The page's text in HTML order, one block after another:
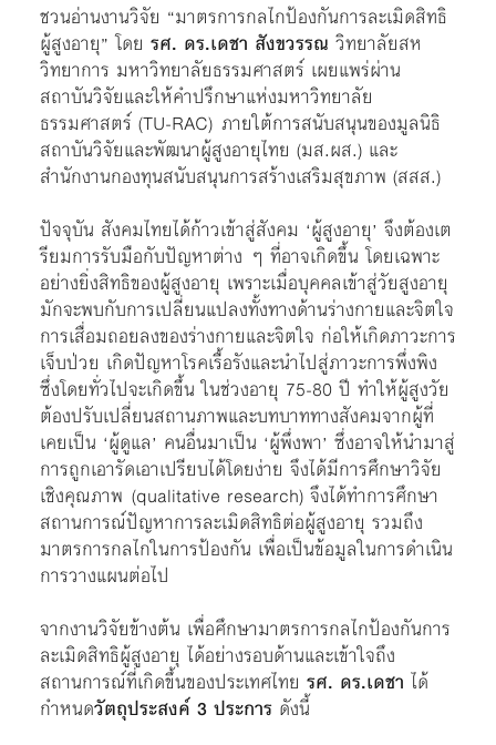
ชวนอ่านงานวิจัย “มาตรการกลไกป้องกันการละเมิดสิทธิ
ผู้สูงอายุ” โดย รศ. ดร.เดชา สังขวรรณ วิทยาลัยสห
วิทยาการ มหาวิทยาลัยธรรมศาสตร์ เผยแพร่ผ่าน
สถาบันวิจัยและให้คำปรึกษาแห่งมหาวิทยาลัย
ธรรมศาสตร์ (TU-RAC) ภายใต้การสนับสนุนของมูลนิธิ
สถาบันวิจัยและพัฒนาผู้สูงอายุไทย (มส.ผส.) และ
สำนักงานกองทุนสนับสนุนการสร้างเสริมสุขภาพ (สสส.)
ปัจจุบัน สังคมไทยได้ก้าวเข้าสู่สังคม ‘ผู้สูงอายุ’ จึงต้องเต
รียมการรับมือกับปัญหาต่าง ๆ ที่อาจเกิดขึ้น โดยเฉพาะ
อย่างยิ่งสิทธิของผู้สูงอายุ เพราะเมื่อบุคคลเข้าสู่วัยสูงอายุ
มักจะพบกับการเปลี่ยนแปลงทั้งทางด้านร่างกายและจิตใจ
การเสื่อมถอยลงของร่างกายและจิตใจ ก่อให้เกิดภาวะการ
เจ็บป่วย เกิดปัญหาโรคเรื้อรังและนำไปสู่ภาวะการพึ่งพิง
ซึ่งโดยทั่วไปจะเกิดขึ้น ในช่วงอายุ 75-80 ปี ทำให้ผู้สูงวัย
ต้องปรับเปลี่ยนสถานภาพและบทบาททางสังคมจากผู้ที่
เคยเป็น ‘ผู้ดูแล’ คนอื่นมาเป็น ‘ผู้พึ่งพา’ ซึ่งอาจให้นำมาสู่
การถูกเอารัดเอาเปรียบได้โดยง่าย จึงได้มีการศึกษาวิจัย
เชิงคุณภาพ (qualitative research) จึงได้ทำการศึกษา
สถานการณ์ปัญหาการละเมิดสิทธิต่อผู้สูงอายุ รวมถึง
มาตรการกลไกในการป้องกัน เพื่อเป็นข้อมูลในการดำเนิน
การวางแผนต่อไป
จากงานวิจัยข้างต้น เพื่อศึกษามาตรการกลไกป้องกันการ
ละเมิดสิทธิผู้สูงอายุ ได้อย่างรอบด้านและเข้าใจถึง
สถานการณ์ที่เกิดขึ้นของประเทศไทย รศ. ดร.เดชา ได้
กำหนดวัตถุประสงค์ 3 ประการดังนี้